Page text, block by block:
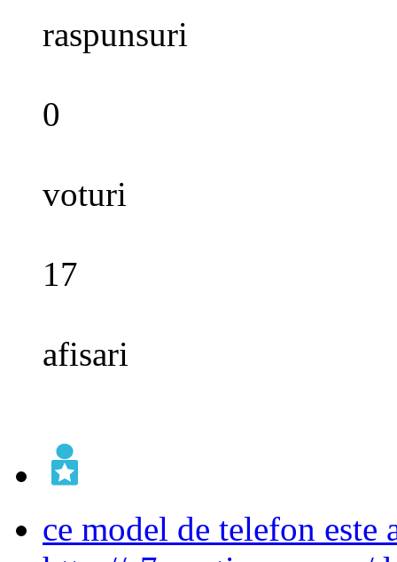
raspunsuri
0
voturi
17
afisari
ce model de telefon este